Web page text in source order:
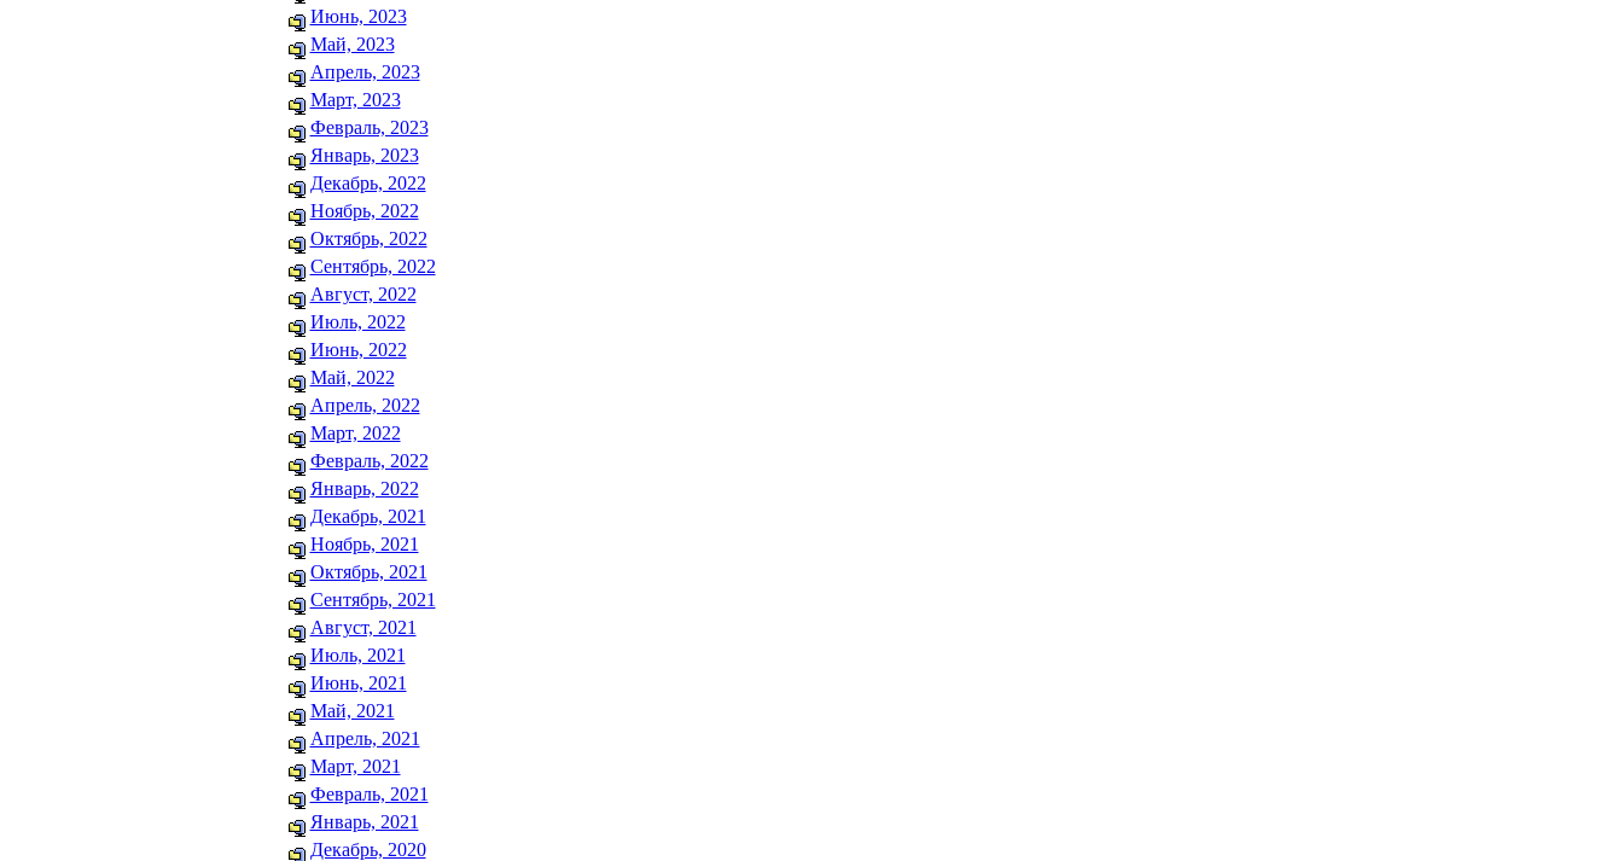
Июнь, 2023
Май, 2023
Апрель, 2023
Март, 2023
Февраль, 2023
Январь, 2023
Декабрь, 2022
Ноябрь, 2022
Октябрь, 2022
Сентябрь, 2022
Август, 2022
Июль, 2022
Июнь, 2022
Май, 2022
Апрель, 2022
Март, 2022
Февраль, 2022
Январь, 2022
Декабрь, 2021
Ноябрь, 2021
Октябрь, 2021
Сентябрь, 2021
Август, 2021
Июль, 2021
Июнь, 2021
Май, 2021
Апрель, 2021
Март, 2021
Февраль, 2021
Январь, 2021
Декабрь, 2020